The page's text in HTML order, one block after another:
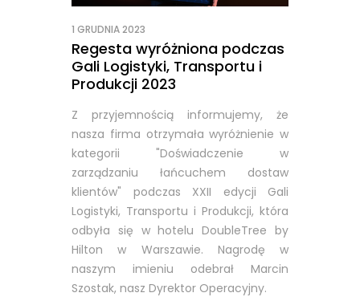
1 GRUDNIA 2023
Regesta wyróżniona podczas
Gali Logistyki, Transportu i
Produkcji 2023
Z przyjemnością informujemy, że
nasza firma otrzymała wyróżnienie w
kategorii "Doświadczenie w
zarządzaniu łańcuchem dostaw
klientów" podczas XXII edycji Gali
Logistyki, Transportu i Produkcji, która
odbyła się w hotelu DoubleTree by
Hilton w Warszawie. Nagrodę w
naszym imieniu odebrał Marcin
Szostak, nasz Dyrektor Operacyjny.